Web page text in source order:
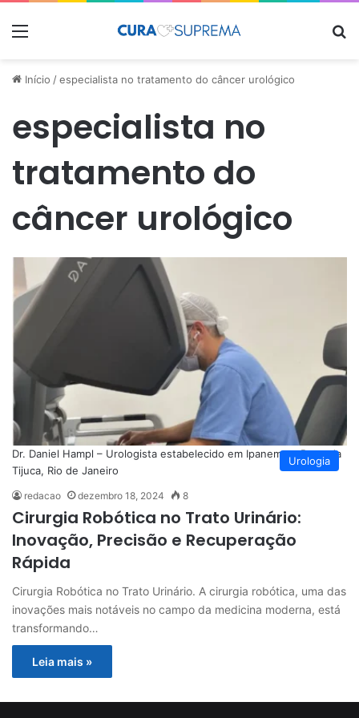
Menu
Início /especialista no tratamento do câncer urológico
especialista no
tratamento do
câncer urológico
Urologia
Dr. Daniel Hampl – Urologista estabelecido em Ipanema e Barra da
Tijuca, Rio de Janeiro
redacao dezembro 18, 2024 8
Cirurgia Robótica no Trato Urinário:
Inovação, Precisão e Recuperação
Rápida
Cirurgia Robótica no Trato Urinário. A cirurgia robótica, uma das
inovações mais notáveis no campo da medicina moderna, está
transformando…
Leia mais »